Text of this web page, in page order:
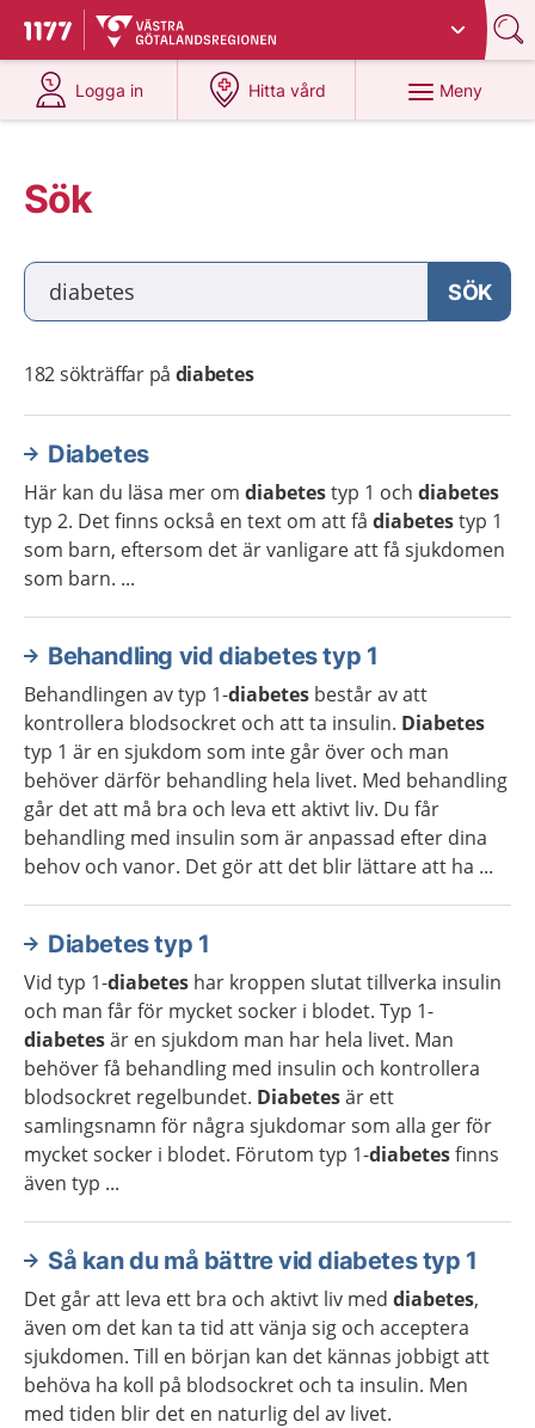
Till startsidan för 1177
Du har valt region
Logga in
på 1177.se
Hitta vård
på 1177.se
Meny
Sök
Vad söker du? SÖK
182sökträffar på diabetes
Diabetes
Här kan du läsa mer om diabetestyp 1 och diabetes
typ 2. Det finns också en text om att få diabetestyp 1
som barn, eftersom det är vanligare att få sjukdomen
som barn. ...
Behandling vid diabetes typ 1
Behandlingen av typ 1-diabetes består av att
kontrollera blodsockret och att ta insulin. Diabetes
typ 1 är en sjukdom som inte går över och man
behöver därför behandling hela livet. Med behandling
går det att må bra och leva ett aktivt liv. Du får
behandling med insulin som är anpassad efter dina
behov och vanor. Det gör att det blir lättare att ha ...
Diabetes typ 1
Vid typ 1-diabetes har kroppen slutat tillverka insulin
och man får för mycket socker i blodet. Typ 1-
diabetesär en sjukdom man har hela livet. Man
behöver få behandling med insulin och kontrollera
blodsockret regelbundet. Diabetesär ett
samlingsnamn för några sjukdomar som alla ger för
mycket socker i blodet. Förutom typ 1-diabetesfinns
även typ ...
Så kan du må bättre vid diabetes typ 1
Det går att leva ett bra och aktivt liv med diabetes,
även om det kan ta tid att vänja sig och acceptera
sjukdomen. Till en början kan det kännas jobbigt att
behöva ha koll på blodsockret och ta insulin. Men
med tiden blir det en naturlig del av livet.